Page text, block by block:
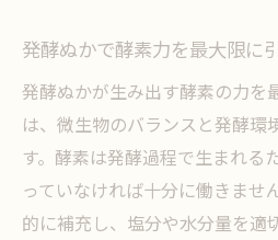
発酵ぬかで酵素力を最大限に
発酵ぬかが生み出す酵素の力を
は、微生物のバランスと発酵環
す。酵素は発酵過程で生まれる
っていなければ十分に働きませ
的に補充し、塩分や水分量を適